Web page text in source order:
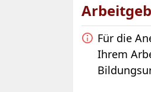
Für die
Ihrem